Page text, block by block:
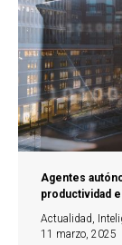
Agentes
productividad
Actualidad,
11 marzo, 2025